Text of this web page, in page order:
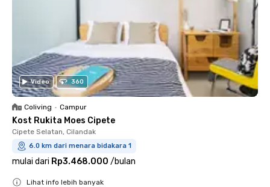
Video 360
Coliving • Campur
Kost Rukita Moes Cipete
Cipete Selatan, Cilandak
6.0 km dari menara bidakara 1
mulai dari Rp3.468.000 /bulan
Lihat info lebih banyak